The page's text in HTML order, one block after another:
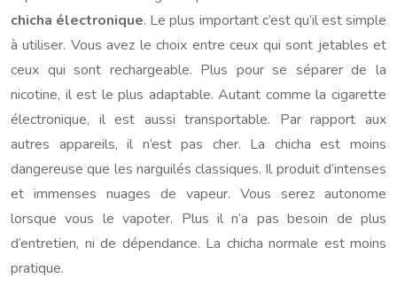
chicha électronique. Le plus important c’est qu’il est simple
à utiliser. Vous avez le choix entre ceux qui sont jetables et
ceux qui sont rechargeable. Plus pour se séparer de la
nicotine, il est le plus adaptable. Autant comme la cigarette
électronique, il est aussi transportable. Par rapport aux
autres appareils, il n’est pas cher. La chicha est moins
dangereuse que les narguilés classiques. Il produit d’intenses
et immenses nuages de vapeur. Vous serez autonome
lorsque vous le vapoter. Plus il n’a pas besoin de plus
d’entretien, ni de dépendance. La chicha normale est moins
pratique.